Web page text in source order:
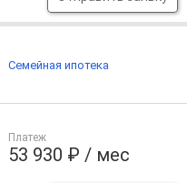
Платеж
53 930 ₽ / мес
Семейная ипотека